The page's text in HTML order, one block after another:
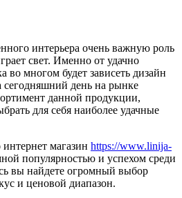
интерьера очень важную роль
свет. Именно от удачно
во многом будет зависеть дизайн
день на рынке
данной продукции,
для себя наиболее удачные
магазин https://www.linija-
популярностью и успехом среди
вы найдете огромный выбор
и ценовой диапазон.